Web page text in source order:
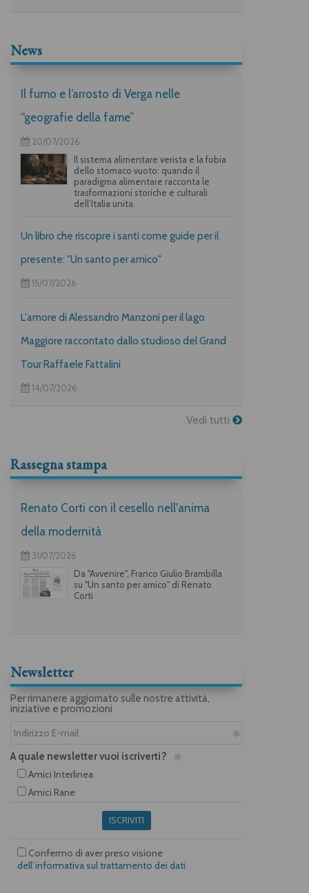
News
Il fumo e l’arrosto di Verga nelle
“geografie della fame”
20/07/2026
Il sistema alimentare verista e la fobia
dello stomaco vuoto: quando il
paradigma alimentare racconta le
trasformazioni storiche e culturali
dell’Italia unita.
Un libro che riscopre i santi come guide per il
presente: "Un santo per amico"
15/07/2026
L'amore di Alessandro Manzoni per il lago
Maggiore raccontato dallo studioso del Grand
Tour Raffaele Fattalini
14/07/2026
Vedi tutti
Rassegna stampa
Renato Corti con il cesello nell'anima
della modernità
31/07/2026
Da "Avvenire", Franco Giulio Brambilla
su "Un santo per amico" di Renato
Corti
Newsletter
Per rimanere aggiornato sulle nostre attività,
iniziative e promozioni
A quale newsletter vuoi iscriverti?
Amici Interlinea
Amici Rane
ISCRIVITI
Confermo di aver preso visione
dell’informativa sul trattamento dei dati